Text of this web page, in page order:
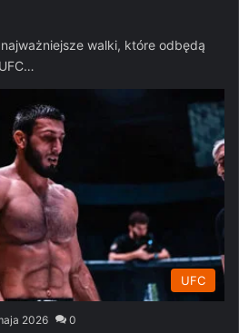
walki, które odbędą
UFC
2026 0